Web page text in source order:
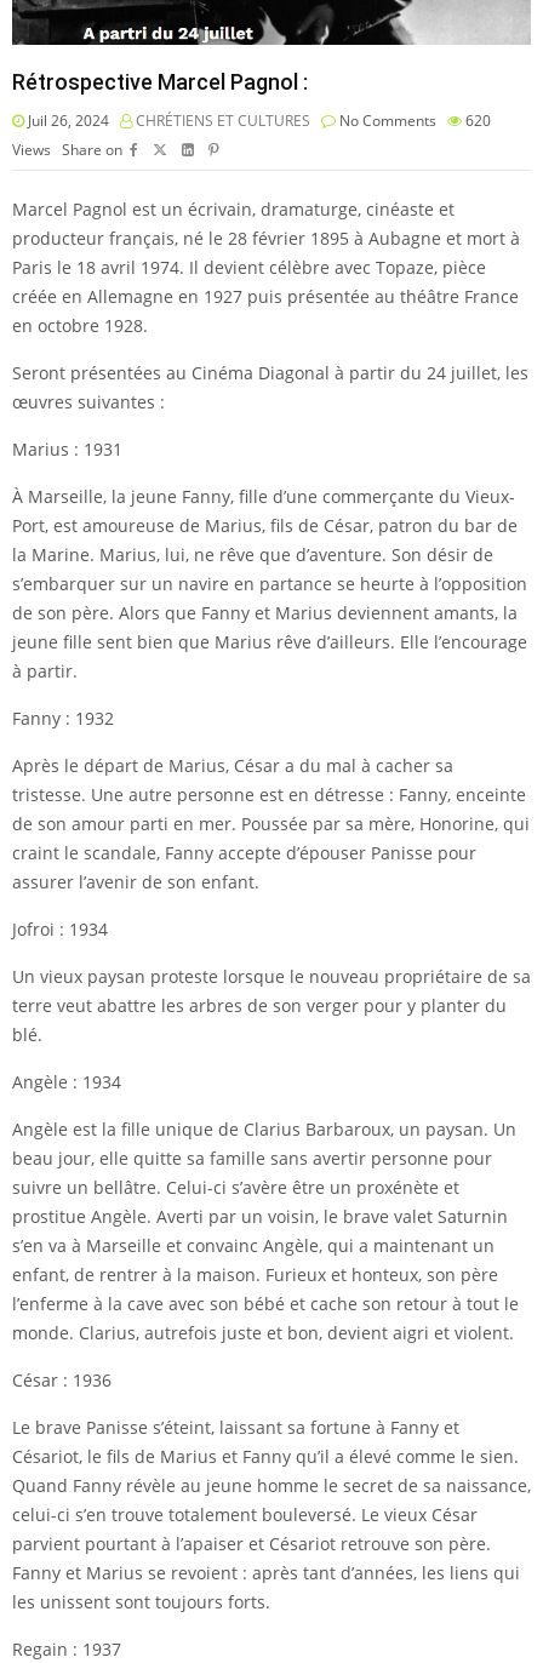
Rétrospective Marcel Pagnol :
Juil 26, 2024 CHRÉTIENS ET CULTURES No Comments
620
Views Share on
Marcel Pagnol est un écrivain, dramaturge, cinéaste et
producteur français, né le 28 février 1895 à Aubagne et mort à
Paris le 18 avril 1974. Il devient célèbre avec Topaze, pièce
créée en Allemagne en 1927 puis présentée au théâtre France
en octobre 1928.
Seront présentées au Cinéma Diagonal à partir du 24 juillet, les
œuvres suivantes :
Marius : 1931
À Marseille, la jeune Fanny, fille d’une commerçante du Vieux-
Port, est amoureuse de Marius, fils de César, patron du bar de
la Marine. Marius, lui, ne rêve que d’aventure. Son désir de
s’embarquer sur un navire en partance se heurte à l’opposition
de son père. Alors que Fanny et Marius deviennent amants, la
jeune fille sent bien que Marius rêve d’ailleurs. Elle l’encourage
à partir.
Fanny : 1932
Après le départ de Marius, César a du mal à cacher sa
tristesse. Une autre personne est en détresse : Fanny, enceinte
de son amour parti en mer. Poussée par sa mère, Honorine, qui
craint le scandale, Fanny accepte d’épouser Panisse pour
assurer l’avenir de son enfant.
Jofroi : 1934
Un vieux paysan proteste lorsque le nouveau propriétaire de sa
terre veut abattre les arbres de son verger pour y planter du
blé.
Angèle : 1934
Angèle est la fille unique de Clarius Barbaroux, un paysan. Un
beau jour, elle quitte sa famille sans avertir personne pour
suivre un bellâtre. Celui-ci s’avère être un proxénète et
prostitue Angèle. Averti par un voisin, le brave valet Saturnin
s’en va à Marseille et convainc Angèle, qui a maintenant un
enfant, de rentrer à la maison. Furieux et honteux, son père
l’enferme à la cave avec son bébé et cache son retour à tout le
monde. Clarius, autrefois juste et bon, devient aigri et violent.
César : 1936
Le brave Panisse s’éteint, laissant sa fortune à Fanny et
Césariot, le fils de Marius et Fanny qu’il a élevé comme le sien.
Quand Fanny révèle au jeune homme le secret de sa naissance,
celui-ci s’en trouve totalement bouleversé. Le vieux César
parvient pourtant à l’apaiser et Césariot retrouve son père.
Fanny et Marius se revoient : après tant d’années, les liens qui
les unissent sont toujours forts.
Regain : 1937